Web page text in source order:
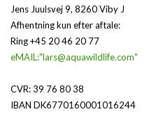
Jens Juulsvej 9, 8260 Viby J
Afhentning kun efter aftale:
Ring +45 20 46 20 77
eMAIL:"lars@aquawildlife.com"
CVR: 39 76 80 38
IBAN DK6770160001016244